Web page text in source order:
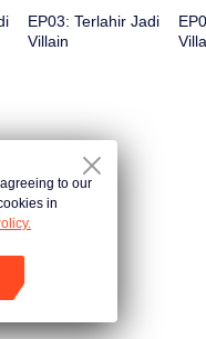
EP03: Terlahir Jadi
Villain
to our
in